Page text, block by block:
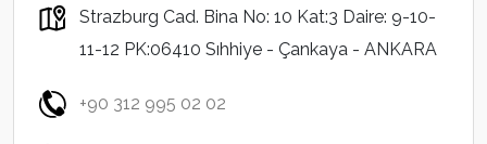
Strazburg Cad. Bina No: 10 Kat:3 Daire: 9-10-
11-12 PK:06410 Sıhhiye - Çankaya - ANKARA
+90 312 995 02 02